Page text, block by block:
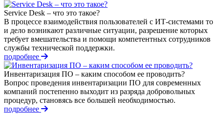
Service Desk – что это такое?
В процессе взаимодействия пользователей с ИТ-системами то
и дело возникают различные ситуации, разрешение которых
требует вмешательства и помощи компетентных сотрудников
службы технической поддержки.
подробнее
Инвентаризация ПО – каким способом ее проводить?
Вопрос проведения инвентаризации ПО для современных
компаний постепенно выходит из разряда добровольных
процедур, становясь все большей необходимостью.
подробнее